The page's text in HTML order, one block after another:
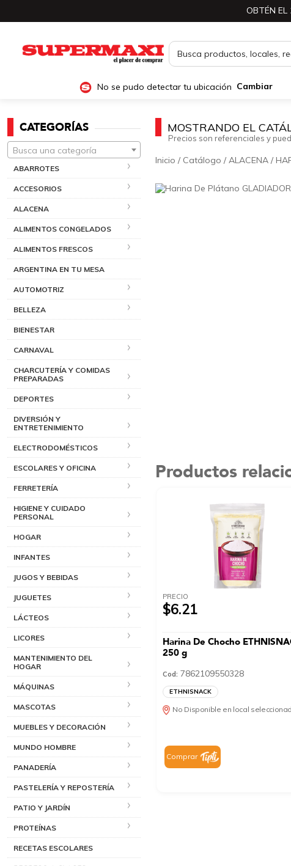
OBTÉN EL
No se pudo detectar tu ubicación Cambiar
CATEGORÍAS
Busca una categoría
ABARROTES
ACCESORIOS
ALACENA
ALIMENTOS CONGELADOS
ALIMENTOS FRESCOS
ARGENTINA EN TU MESA
AUTOMOTRIZ
BELLEZA
BIENESTAR
CARNAVAL
CHARCUTERÍA Y COMIDAS
PREPARADAS
DEPORTES
DIVERSIÓN Y
ENTRETENIMIENTO
ELECTRODOMÉSTICOS
ESCOLARES Y OFICINA
FERRETERÍA
HIGIENE Y CUIDADO
PERSONAL
HOGAR
INFANTES
JUGOS Y BEBIDAS
JUGUETES
LÁCTEOS
LICORES
MANTENIMIENTO DEL
HOGAR
MÁQUINAS
MASCOTAS
MUEBLES Y DECORACIÓN
MUNDO HOMBRE
PANADERÍA
PASTELERÍA Y REPOSTERÍA
PATIO Y JARDÍN
PROTEÍNAS
RECETAS ESCOLARES
MOSTRANDO EL
Precios son referenciales y
Inicio / Catálogo /ALACENA /
Productos
PRECIO
$6.21
Harina De Chocho
250 g
Cod: 7862109550328
ETHNISNACK
No Disponible en local
Comprar